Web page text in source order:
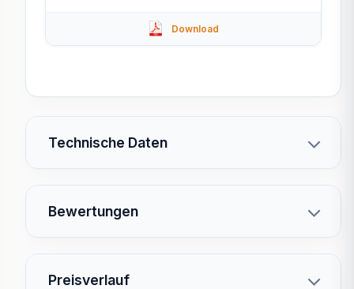
Technische Daten
Bewertungen
Preisverlauf